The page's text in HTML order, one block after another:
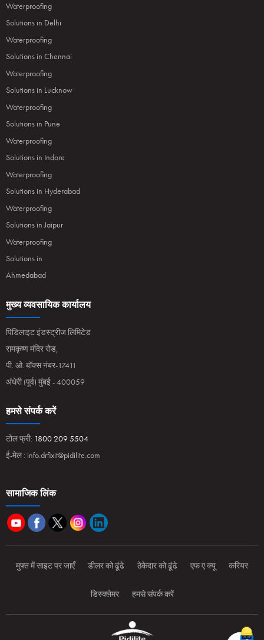
Waterproofing
Solutions in Delhi
Waterproofing
Solutions in Chennai
Waterproofing
Solutions in Lucknow
Waterproofing
Solutions in Pune
Waterproofing
Solutions in Indore
Waterproofing
Solutions in Hyderabad
Waterproofing
Solutions in Jaipur
Waterproofing
Solutions in
Ahmedabad
मुख्य व्यवसायिक कार्यालय
पिडिलाइट इंडस्ट्रीज लिमिटेड
रामकृष्ण मंदिर रोड,
पी. ओ. बॉक्स नंबर-17411
अंधेरी (पूर्व) मुंबई - 400059
हमसे संपर्क करें
टोल फ्री: 1800 209 5504
ई-मेल : info.drfixit@pidilite.com
सामाजिक लिंक
मुफ्त में साइट पर जाएँ डीलर को ढूंढे ठेकेदार को ढूंढे एफ ए क्यू करियर
डिस्क्लेमर हमसे संपर्क करें